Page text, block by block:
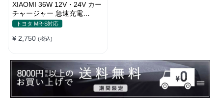
XIAOMI 36W 12V・24V カー
チャージャー 急速充電
QC3.0 LEDライト コンパク
トヨタ MR-S対応
¥ 2,750 (税込)